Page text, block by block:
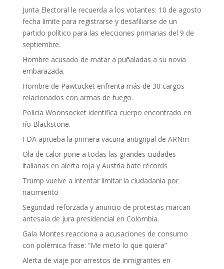
Junta Electoral le recuerda a los votantes: 10 de agosto
fecha límite para registrarse y desafiliarse de un
partido político para las elecciones primarias del 9 de
septiembre.
Hombre acusado de matar a puñaladas a su novia
embarazada.
Hombre de Pawtucket enfrenta más de 30 cargos
relacionados con armas de fuego.
Policía Woonsocket identifica cuerpo encontrado en
río Blackstone.
FDA aprueba la primera vacuna antigripal de ARNm
Ola de calor pone a todas las grandes ciudades
italianas en alerta roja y Austria bate récords
Trump vuelve a intentar limitar la ciudadanía por
nacimiento
Seguridad reforzada y anuncio de protestas marcan
antesala de jura presidencial en Colombia.
Gala Montes reacciona a acusaciones de consumo
con polémica frase: “Me meto lo que quiera”
Alerta de viaje por arrestos de inmigrantes en